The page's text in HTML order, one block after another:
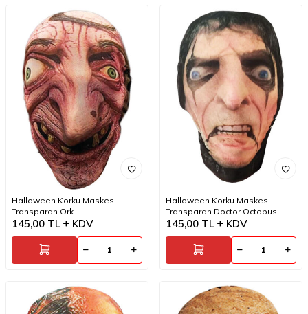
Halloween Korku Maskesi
Transparan Ork
145,00 TL KDV
Halloween Korku Maskesi
Transparan Doctor Octopus
145,00 TL KDV